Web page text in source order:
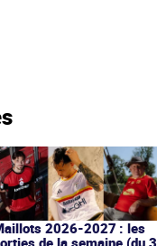
2026-2027 : les
de la semaine (du 3